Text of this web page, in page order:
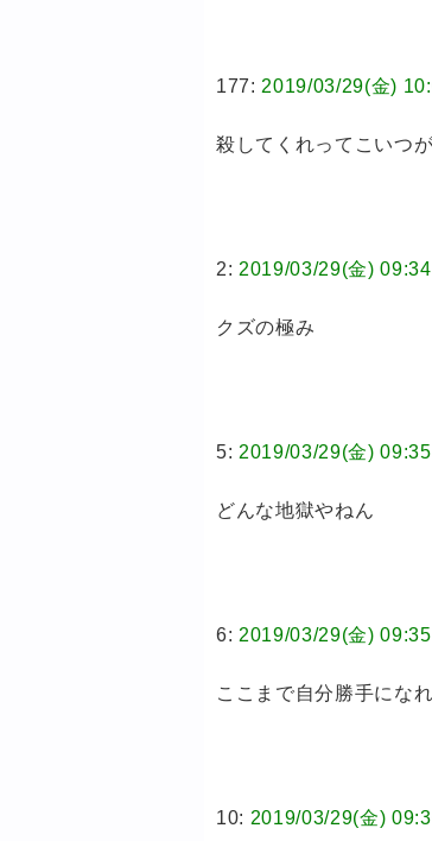
177: 2019/03/29(金)
殺してくれってこいつ
2: 2019/03/29(金)
クズの極み
5: 2019/03/29(金)
どんな地獄やねん
6: 2019/03/29(金)
ここまで自分勝手にな
10: 2019/03/29(金)